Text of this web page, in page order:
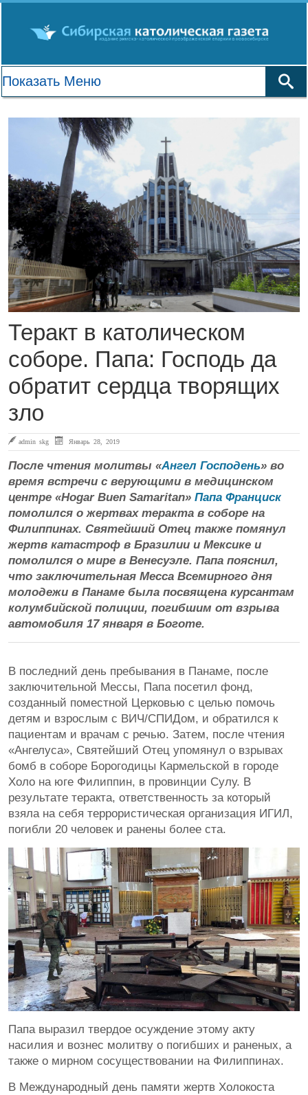
Теракт в католическом
соборе. Папа: Господь да
обратит сердца творящих
зло
admin skg Январь 28, 2019
После чтения молитвы «Ангел Господень» во
время встречи с верующими в медицинском
центре «Hogar Buen Samaritan» Папа Франциск
помолился о жертвах теракта в соборе на
Филиппинах. Святейший Отец также помянул
жертв катастроф в Бразилии и Мексике и
помолился о мире в Венесуэле. Папа пояснил,
что заключительная Месса Всемирного дня
молодежи в Панаме была посвящена курсантам
колумбийской полиции, погибшим от взрыва
автомобиля 17 января в Боготе.
В последний день пребывания в Панаме, после
заключительной Мессы, Папа посетил фонд,
созданный поместной Церковью с целью помочь
детям и взрослым с ВИЧ/СПИДом, и обратился к
пациентам и врачам с речью. Затем, после чтения
«Ангелуса», Святейший Отец упомянул о взрывах
бомб в соборе Борогодицы Кармельской в городе
Холо на юге Филиппин, в провинции Сулу. В
результате теракта, ответственность за который
взяла на себя террористическая организация ИГИЛ,
погибли 20 человек и ранены более ста.
Папа выразил твердое осуждение этому акту
насилия и вознес молитву о погибших и раненых, а
также о мирном сосуществовании на Филиппинах.
В Международный день памяти жертв Холокоста